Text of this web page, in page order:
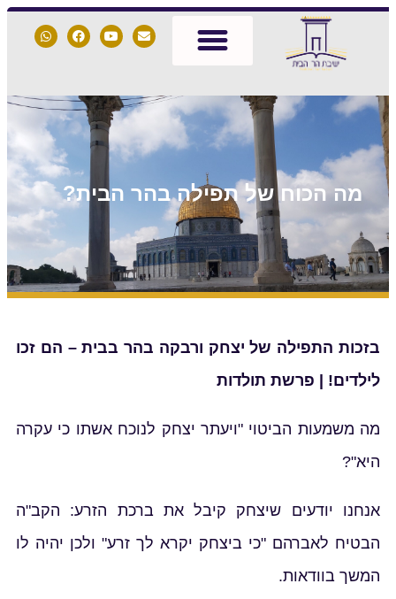
מה הכוח של תפילה בהר הבית?
בזכות התפילה של יצחק ורבקה בהר בבית – הם זכו
לילדים! | פרשת תולדות
מה משמעות הביטוי "ויעתר יצחק לנוכח אשתו כי עקרה
היא"?
אנחנו יודעים שיצחק קיבל את ברכת הזרע: הקב"ה
הבטיח לאברהם "כי ביצחק יקרא לך זרע" ולכן יהיה לו
המשך בוודאות.